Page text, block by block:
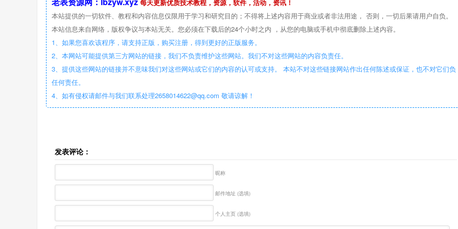
每天更新优质技术教程，资源，软件，活动，资讯！
本站提供的一切软件、教程和内容信息仅限用于学习和研究目的；不得将上述内容用于商业或者非法用途， 否则，一切后果请用户自负。
本站信息来自网络，版权争议与本站无关。您必须在下载后的24个小时之内 ，从您的电脑或手机中彻底删除上述内容。
1、如果您喜欢该程序，请支持正版，购买注册，得到更好的正版服务。
2、本网站可能提供第三方网站的链接，我们不负责维护这些网站。我们不对这些网站的内容负责任。
3、提供这些网站的链接并不意味我们对这些网站或它们的内容的认可或支持。 本站不对这些链接网站作出任何陈述或保证，也不对它们负
任何责任。
4、如有侵权请邮件与我们联系处理2658014622@qq.com 敬请谅解！
发表评论：
昵称
邮件地址 (选填)
个人主页 (选填)